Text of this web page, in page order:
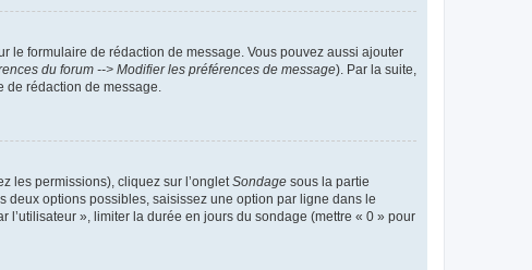
le formulaire de rédaction de message. Vous pouvez aussi ajouter
du forum --> Modifier les préférences de message). Par la suite,
de rédaction de message.
les permissions), cliquez sur l’onglet Sondage sous la partie
deux options possibles, saisissez une option par ligne dans le
», limiter la durée en jours du sondage (mettre « 0 » pour